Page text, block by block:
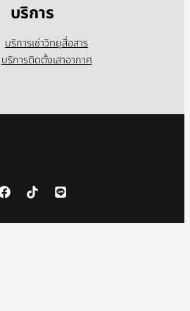
บริการ
บริการเช่าวิทยุสื่อสาร
บริการติดตั้งเสาอากาศ